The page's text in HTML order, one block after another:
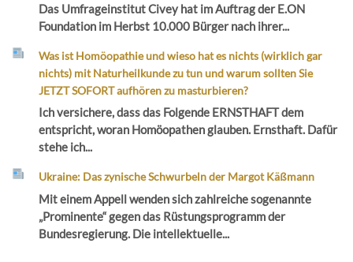
Das Umfrageinstitut Civey hat im Auftrag der E.ON
Foundation im Herbst 10.000 Bürger nach ihrer...
Was ist Homöopathie und wieso hat es nichts (wirklich gar
nichts) mit Naturheilkunde zu tun und warum sollten Sie
JETZT SOFORT aufhören zu masturbieren?
Ich versichere, dass das Folgende ERNSTHAFT dem
entspricht, woran Homöopathen glauben. Ernsthaft. Dafür
stehe ich...
Ukraine: Das zynische Schwurbeln der Margot Käßmann
Mit einem Appell wenden sich zahlreiche sogenannte
„Prominente“ gegen das Rüstungsprogramm der
Bundesregierung. Die intellektuelle...